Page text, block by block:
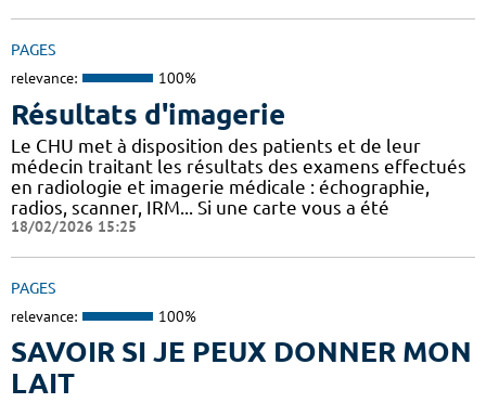
PAGES
relevance: 100%
Résultats d'imagerie
Le CHU met à disposition des patients et de leur
médecin traitant les résultats des examens effectués
en radiologie et imagerie médicale : échographie,
radios, scanner, IRM... Si une carte vous a été
18/02/2026 15:25
PAGES
relevance: 100%
SAVOIR SI JE PEUX DONNER MON
LAIT